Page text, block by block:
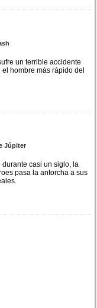
un terrible accidente
hombre más rápido del
Júpiter
casi un siglo, la
pasa la antorcha a sus